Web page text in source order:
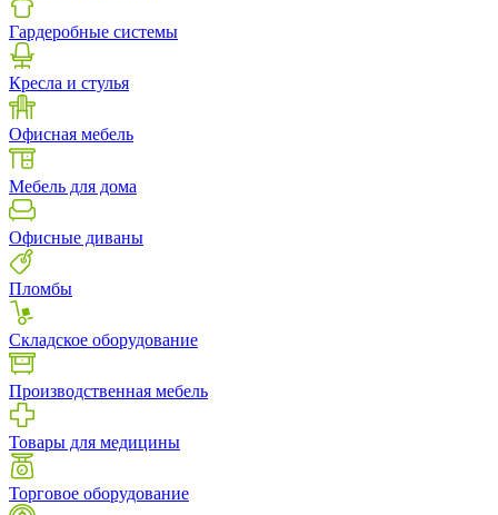
Гардеробные системы
Кресла и стулья
Офисная мебель
Мебель для дома
Офисные диваны
Пломбы
Складское оборудование
Производственная мебель
Товары для медицины
Торговое оборудование